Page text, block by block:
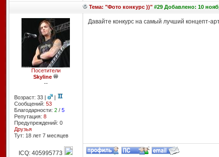
Тема: "Фото конкурс ))"#29 Добавлено: 10
Посетители
Skyline
--
Возраст: 33 |
|
Сообщений: 53
Благодарности: 2/ 5
Репутация: 8
Предупреждений: 0
Друзья
Тут: 18 лет 7 месяцев
Давайте конкурс на самый лучший концепт-
ICQ: 405995773